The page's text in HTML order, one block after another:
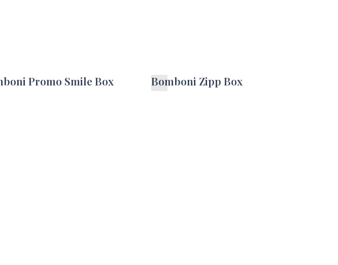
Promo Smile Box Bomboni Zipp Box